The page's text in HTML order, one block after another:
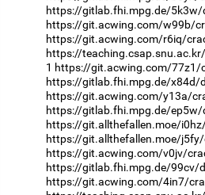
https://gitlab.fhi.mpg.de/
https://git.acwing.com/w99b/
https://git.acwing.com/r6iq/
https://
1 https://git.acwing.com/77z1/
https://gitlab.fhi.mpg.de/x84d/
https://git.acwing.com/y13a/
https://gitlab.fhi.mpg.de/
https://git.allthefallen.moe/
https://git.allthefallen.moe/
https://git.acwing.com/v0jv/
https://gitlab.fhi.mpg.de/99cv/
https://git.acwing.com/4in7/